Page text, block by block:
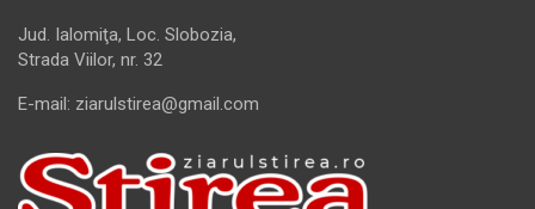
Jud. Ialomiţa, Loc. Slobozia,
Strada Viilor, nr. 32
E-mail: ziarulstirea@gmail.com